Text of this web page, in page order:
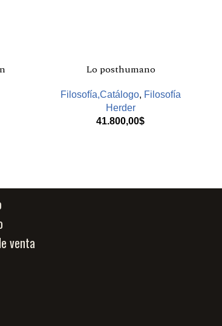
Lo posthumano
Filosofía,Catálogo, Filosofía
Herder
41.800,00$
venta